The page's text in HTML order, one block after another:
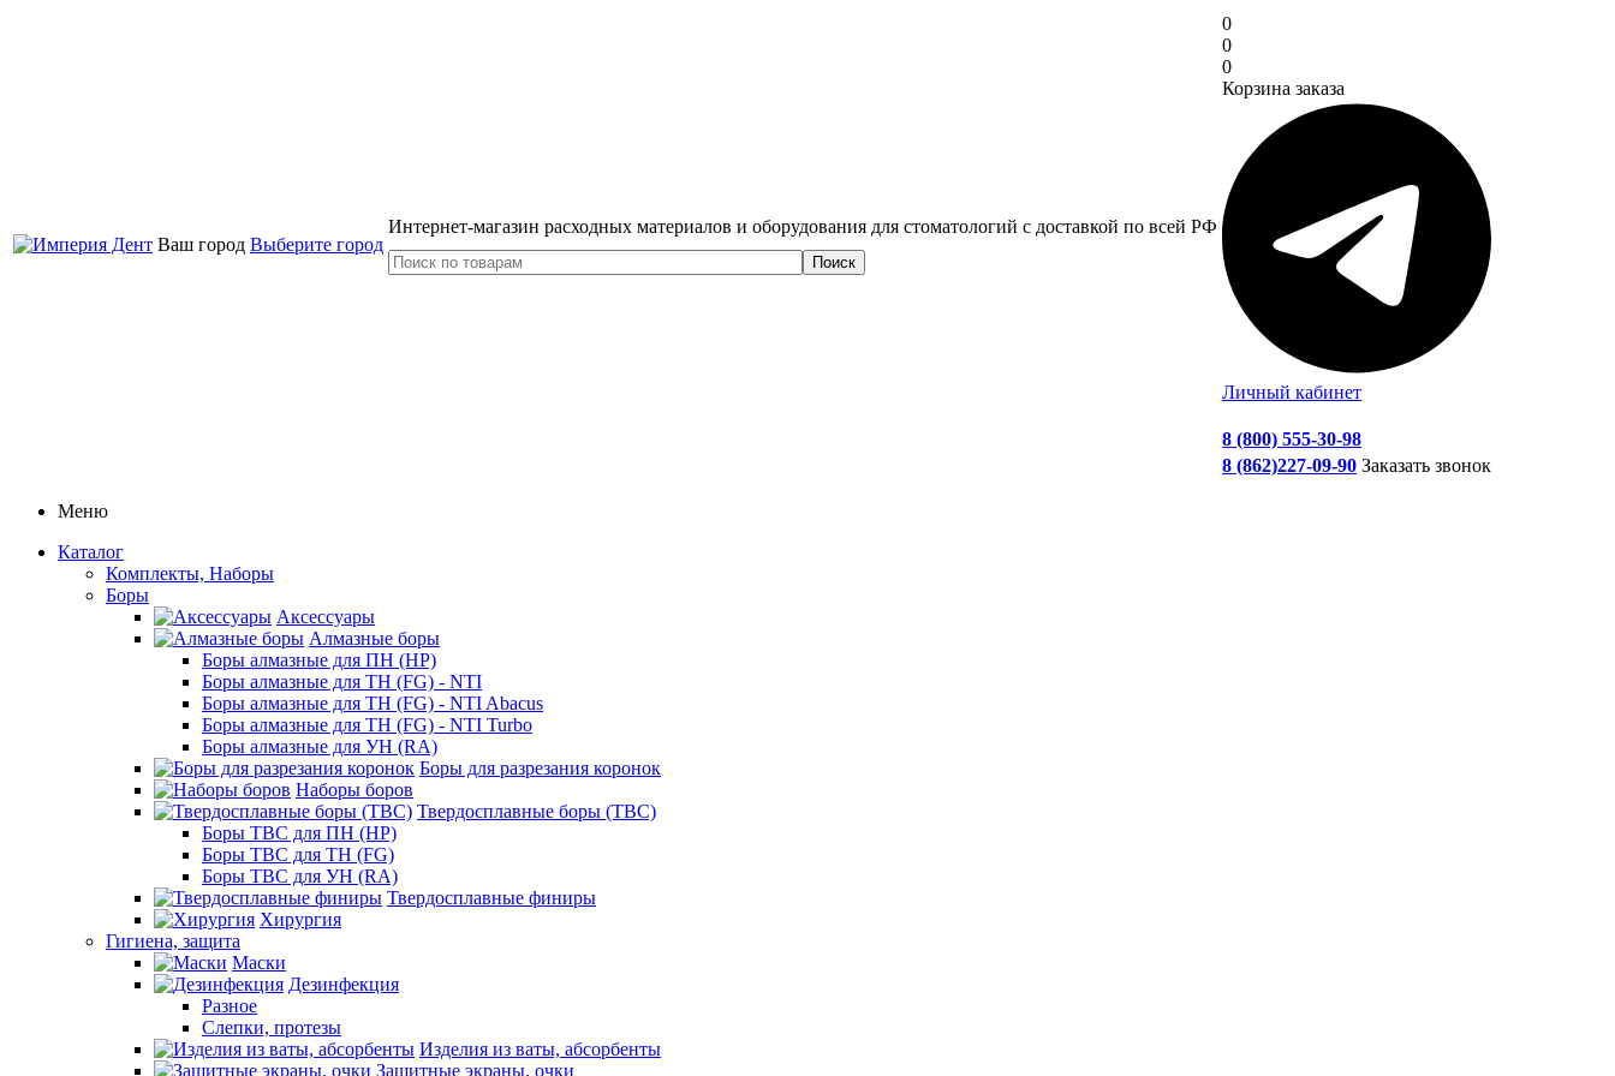
Ваш город Выберите город
Интернет-магазин расходных материалов и оборудования для стоматологий с доставкой по всей РФ
0
0
0
Корзина заказа
Личный кабинет
8 (800) 555-30-98
8 (862)227-09-90 Заказать звонок
Меню
Каталог
Комплекты, Наборы
Боры
Аксессуары
Алмазные боры
Боры алмазные для ПН (HP)
Боры алмазные для ТН (FG) - NTI
Боры алмазные для ТН (FG) - NTI Abacus
Боры алмазные для ТН (FG) - NTI Turbo
Боры алмазные для УН (RA)
Боры для разрезания коронок
Наборы боров
Твердосплавные боры (ТВС)
Боры ТВС для ПН (HP)
Боры ТВС для ТН (FG)
Боры ТВС для УН (RA)
Твердосплавные финиры
Хирургия
Гигиена, защита
Маски
Дезинфекция
Разное
Слепки, протезы
Изделия из ваты, абсорбенты
Защитные экраны, очки